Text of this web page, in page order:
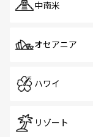
中南米
オセアニア
ハワイ
リゾート